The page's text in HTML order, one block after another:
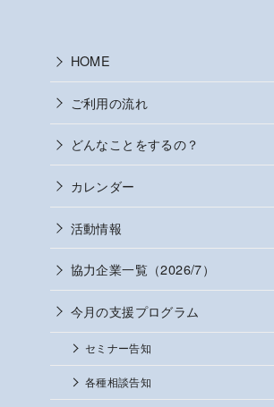
HOME
ご利用の流れ
どんなことをするの？
カレンダー
活動情報
協力企業一覧（2026/7）
今月の支援プログラム
セミナー告知
各種相談告知